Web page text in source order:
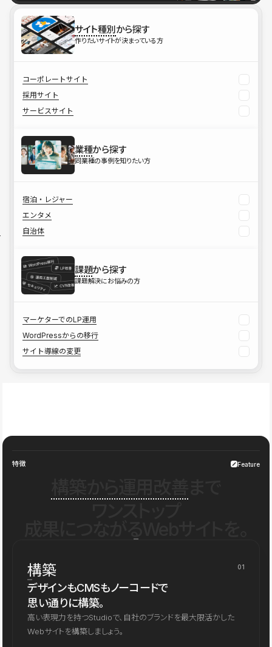
サイト種別から探す
作りたいサイトが決まっている方
コーポレートサイト
採用サイト
サービスサイト
業種から探す
同業種の事例を知りたい方
宿泊・レジャー
エンタメ
自治体
課題から探す
課題解決にお悩みの方
マーケターでのLP運用
WordPressからの移行
サイト導線の変更
特徴 Feature
構築 01
デザインもCMSもノーコードで
思い通りに構築。
高い表現力を持つStudioで、自社のブランドを最大限活かした
Webサイトを構築しましょう。